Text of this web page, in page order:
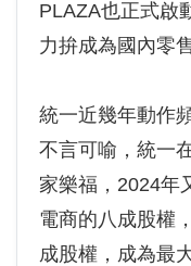
PLAZA也正式啟
力拚成為國內零
統一近幾年動作
不言可喻，統一
家樂福，2024年
電商的八成股權
成股權，成為最